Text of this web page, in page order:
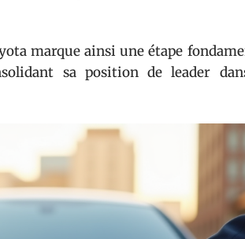
marque ainsi une étape
sa position de leader